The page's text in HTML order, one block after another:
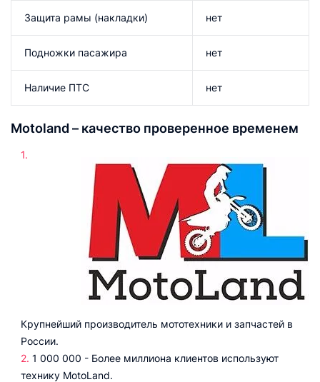
Защита рамы (накладки) нет
Подножки пасажира нет
Наличие ПТС нет
Motoland – качество проверенное временем
Крупнейший производитель мототехники и запчастей в
России.
1 000 000 - Более миллиона клиентов используют
технику MotoLand.